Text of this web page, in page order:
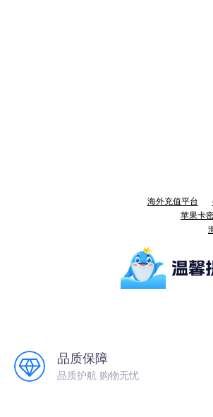
海外充值平台
苹果卡
品质保障
品质护航 购物无忧